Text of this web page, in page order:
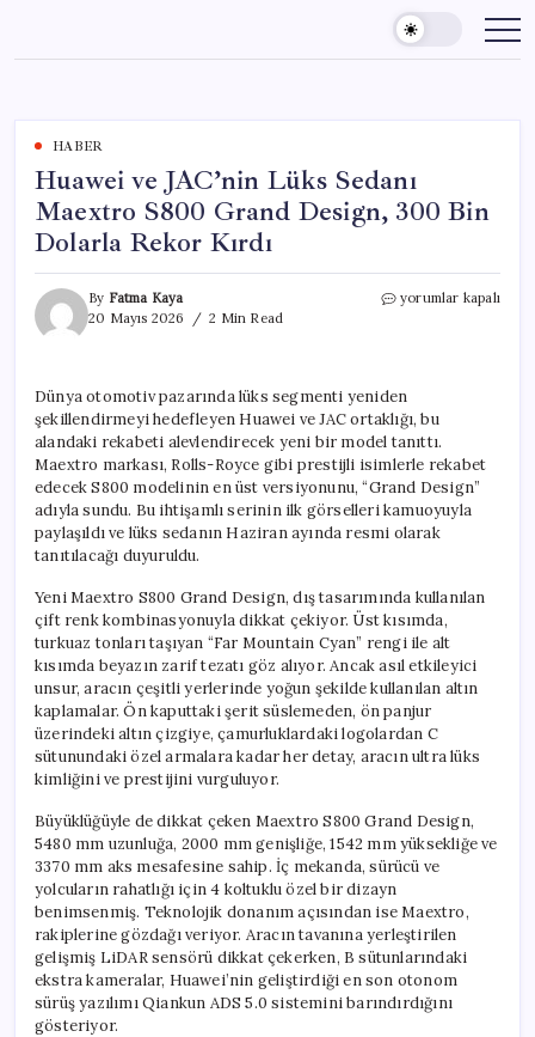
content
HABER
Huawei ve JAC’nin Lüks Sedanı
Maextro S800 Grand Design, 300 Bin
Dolarla Rekor Kırdı
By Fatma Kaya
20 Mayıs 2026
2 Min Read
Huawei
Maextro
S800
Grand
Design,
300
Dolarla
Rekor
yorumlar kapalı
Dünya otomotiv pazarında lüks segmenti yeniden
şekillendirmeyi hedefleyen Huawei ve JAC ortaklığı, bu
alandaki rekabeti alevlendirecek yeni bir model tanıttı.
Maextro markası, Rolls-Royce gibi prestijli isimlerle rekabet
edecek S800 modelinin en üst versiyonunu, “Grand Design”
adıyla sundu. Bu ihtişamlı serinin ilk görselleri kamuoyuyla
paylaşıldı ve lüks sedanın Haziran ayında resmi olarak
tanıtılacağı duyuruldu.
Yeni Maextro S800 Grand Design, dış tasarımında kullanılan
çift renk kombinasyonuyla dikkat çekiyor. Üst kısımda,
turkuaz tonları taşıyan “Far Mountain Cyan” rengi ile alt
kısımda beyazın zarif tezatı göz alıyor. Ancak asıl etkileyici
unsur, aracın çeşitli yerlerinde yoğun şekilde kullanılan altın
kaplamalar. Ön kaputtaki şerit süslemeden, ön panjur
üzerindeki altın çizgiye, çamurluklardaki logolardan C
sütunundaki özel armalara kadar her detay, aracın ultra lüks
kimliğini ve prestijini vurguluyor.
Büyüklüğüyle de dikkat çeken Maextro S800 Grand Design,
5480 mm uzunluğa, 2000 mm genişliğe, 1542 mm yüksekliğe ve
3370 mm aks mesafesine sahip. İç mekanda, sürücü ve
yolcuların rahatlığı için 4 koltuklu özel bir dizayn
benimsenmiş. Teknolojik donanım açısından ise Maextro,
rakiplerine gözdağı veriyor. Aracın tavanına yerleştirilen
gelişmiş LiDAR sensörü dikkat çekerken, B sütunlarındaki
ekstra kameralar, Huawei’nin geliştirdiği en son otonom
sürüş yazılımı Qiankun ADS 5.0 sistemini barındırdığını
gösteriyor.